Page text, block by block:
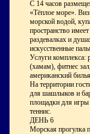
С 14 часов
«Тёплое море».
морской водой,
пространство
раздевалках и
искусственные
Услуги комплекса:
(хамам), фитнес
американский
На территории
для шашлыков и
площадки для
теннис.
ДЕНЬ 6
Морская прогулка